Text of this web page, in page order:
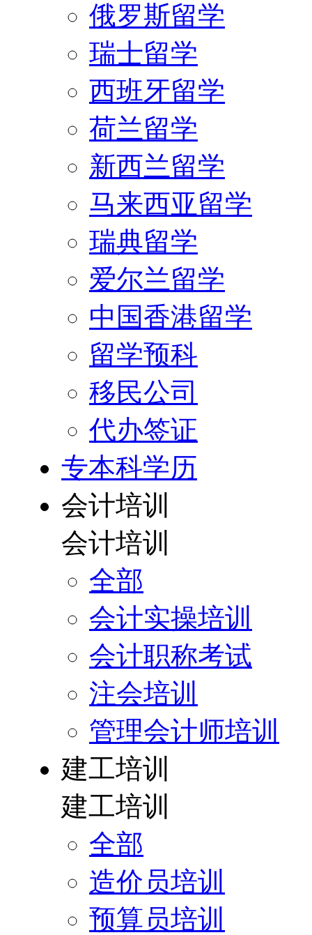
俄罗斯留学
瑞士留学
西班牙留学
荷兰留学
新西兰留学
马来西亚留学
瑞典留学
爱尔兰留学
中国香港留学
留学预科
移民公司
代办签证
专本科学历
会计培训
会计培训
全部
会计实操培训
会计职称考试
注会培训
管理会计师培训
建工培训
建工培训
全部
造价员培训
预算员培训